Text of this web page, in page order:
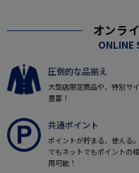
オンラ
ONLINE
圧倒的な品揃え
大型店限定商品や、特別サ
豊富！
共通ポイント
ポイントが貯まる、使える
でもネットでもポイントの
用可能！